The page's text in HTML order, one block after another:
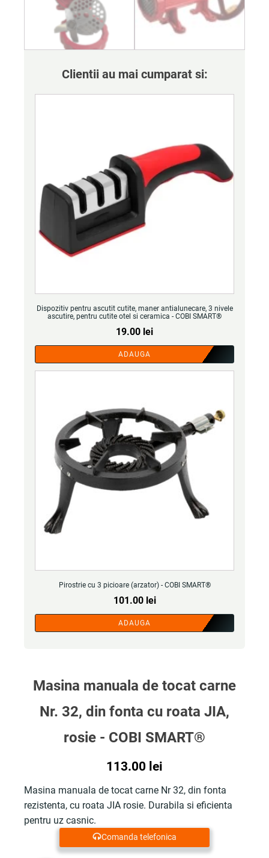
Clientii au mai cumparat si:
Dispozitiv pentru ascutit cutite, maner antialunecare, 3 nivele
ascutire, pentru cutite otel si ceramica - COBI SMART®
19.00 lei
ADAUGA
Pirostrie cu 3 picioare (arzator) - COBI SMART®
101.00 lei
ADAUGA
Masina manuala de tocat carne
Nr. 32, din fonta cu roata JIA,
rosie - COBI SMART®
113.00 lei
Masina manuala de tocat carne Nr 32, din fonta
rezistenta, cu roata JIA rosie. Durabila si eficienta
pentru uz casnic.
Comanda telefonica